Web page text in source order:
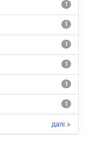
1
1
1
1
1
1
далі >